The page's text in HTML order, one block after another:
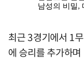
최근 3경기에서 1
에 승리를 추가하